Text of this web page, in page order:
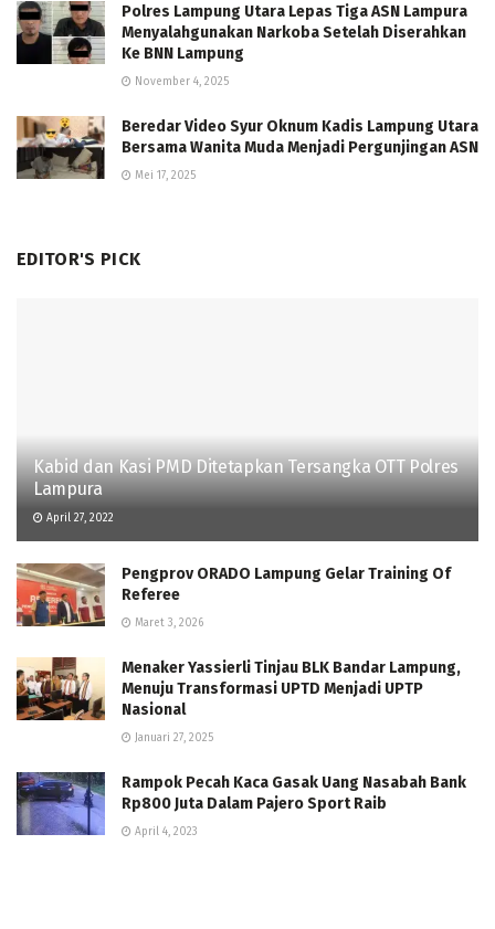
Polres Lampung Utara Lepas Tiga ASN Lampura
Menyalahgunakan Narkoba Setelah Diserahkan
Ke BNN Lampung
November 4, 2025
Beredar Video Syur Oknum Kadis Lampung Utara
Bersama Wanita Muda Menjadi Pergunjingan ASN
Mei 17, 2025
EDITOR'S PICK
Kabid dan Kasi PMD Ditetapkan Tersangka OTT Polres
Lampura
April 27, 2022
Pengprov ORADO Lampung Gelar Training Of
Referee
Maret 3, 2026
Menaker Yassierli Tinjau BLK Bandar Lampung,
Menuju Transformasi UPTD Menjadi UPTP
Nasional
Januari 27, 2025
Rampok Pecah Kaca Gasak Uang Nasabah Bank
Rp800 Juta Dalam Pajero Sport Raib
April 4, 2023